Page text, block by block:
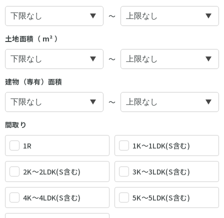
〜
土地面積（ m² ）
〜
建物（専有）面積
〜
間取り
1R 1K〜1LDK(S含む)
2K〜2LDK(S含む) 3K〜3LDK(S含む)
4K〜4LDK(S含む) 5K〜5LDK(S含む)